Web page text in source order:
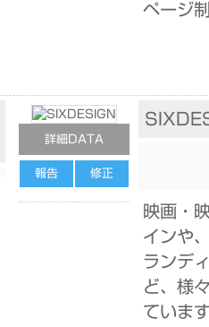
ページ
詳細DATA
報告 修正
映画・
インや
ランデ
ど、様
ています